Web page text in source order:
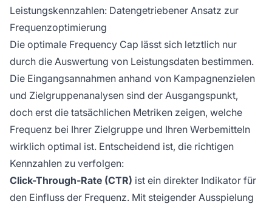
Leistungskennzahlen: Datengetriebener Ansatz zur
Frequenzoptimierung
Die optimale Frequency Cap lässt sich letztlich nur
durch die Auswertung von Leistungsdaten bestimmen.
Die Eingangsannahmen anhand von Kampagnenzielen
und Zielgruppenanalysen sind der Ausgangspunkt,
doch erst die tatsächlichen Metriken zeigen, welche
Frequenz bei Ihrer Zielgruppe und Ihren Werbemitteln
wirklich optimal ist. Entscheidend ist, die richtigen
Kennzahlen zu verfolgen:
Click-Through-Rate (CTR) ist ein direkter Indikator für
den Einfluss der Frequenz. Mit steigender Ausspielung